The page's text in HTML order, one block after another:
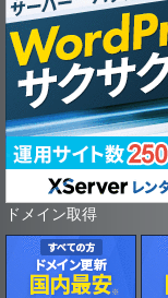
ドメイン取得